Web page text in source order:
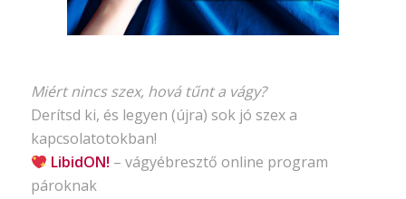
Miért nincs szex, hová tűnt a vágy?
Derítsd ki, és legyen (újra) sok jó szex a
kapcsolatotokban!
LibidON! – vágyébresztő online program
pároknak